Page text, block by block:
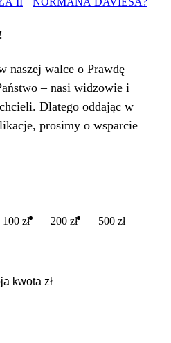
naszej walce o Prawdę
– nasi widzowie i
Dlatego oddając w
prosimy o wsparcie
100 zł 200 zł 500 zł